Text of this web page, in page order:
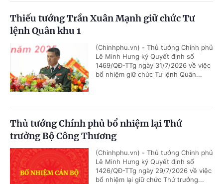
Thiếu tướng Trần Xuân Mạnh giữ chức Tư
lệnh Quân khu 1
(Chinhphu.vn) - Thủ tướng Chính phủ
Lê Minh Hưng ký Quyết định số
1469/QĐ-TTg ngày 31/7/2026 về việc
bổ nhiệm giữ chức Tư lệnh Quân...
Thủ tướng Chính phủ bổ nhiệm lại Thứ
trưởng Bộ Công Thương
(Chinhphu.vn) - Thủ tướng Chính phủ
Lê Minh Hưng ký Quyết định số
1426/QĐ-TTg ngày 29/7/2026 về việc
bổ nhiệm lại giữ chức Thứ trưởng...